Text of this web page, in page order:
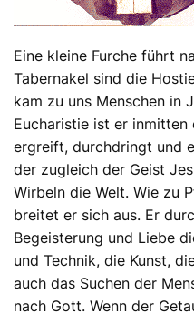
Eine kleine Furche führt
Tabernakel sind die
kam zu uns Menschen in
Eucharistie ist er
ergreift, durchdringt und
der zugleich der Geist
Wirbeln die Welt. Wie zu
breitet er sich aus. Er
Begeisterung und Liebe
und Technik, die Kunst,
auch das Suchen der
nach Gott. Wenn der